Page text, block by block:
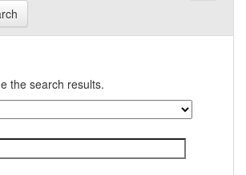
the search results.